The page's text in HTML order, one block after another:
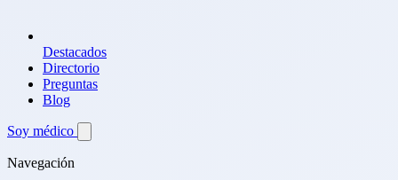
Destacados
Directorio
Preguntas
Blog
Soy médico
Navegación